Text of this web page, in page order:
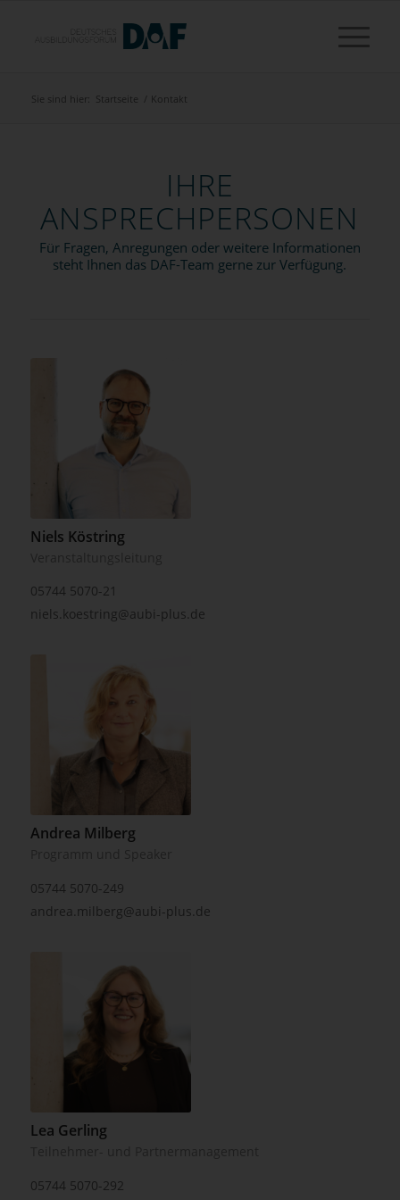
Sie sind hier: Startseite / Kontakt
IHRE
ANSPRECHPERSONEN
Für Fragen, Anregungen oder weitere Informationen
steht Ihnen das DAF-Team gerne zur Verfügung.
Niels Köstring
05744 5070-21
niels.koestring@aubi-plus.de
Andrea Milberg
05744 5070-249
andrea.milberg@aubi-plus.de
Lea Gerling
05744 5070-292